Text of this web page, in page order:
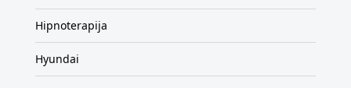
Hipnoterapija
Hyundai